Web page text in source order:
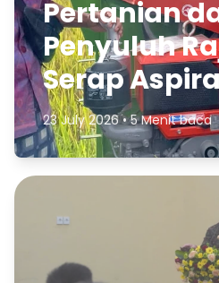
Pertanian
Penyuluh
Serap
23 July 2026 • 5 Menit baca